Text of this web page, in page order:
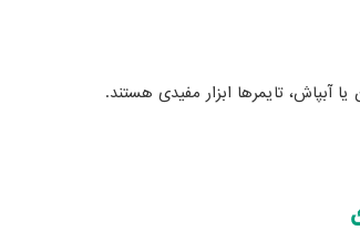
آبپاش، تایمرها ابزار مفیدی هستند.